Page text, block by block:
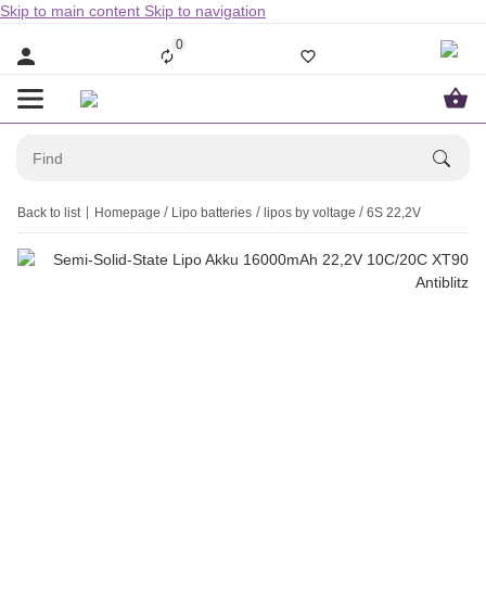
Skip to main content Skip to navigation
0
Back to list Homepage Lipo batteries lipos by voltage 6S 22,2V